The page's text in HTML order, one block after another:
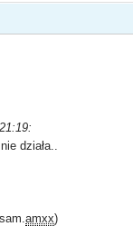
działa..
amxx)